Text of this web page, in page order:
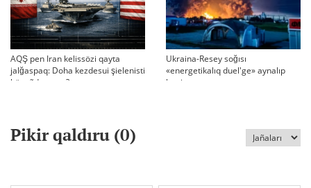
AQŞ pen Iran kelissözi qayta
jalğaspaq: Doha kezdesui şielenisti
bäseñdete me?
Ukraina-Resey soğısı
«energetikalıq duel'ge» aynalıp
ketti
Pikir qaldıru (0)